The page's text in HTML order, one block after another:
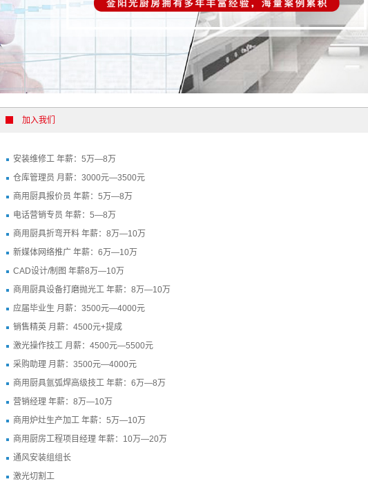
电加热设备系列
西餐厨具系列
不锈钢调理系列
清洗消毒系列
通风环保系列
单位厨房工程案例
加入我们
安装维修工 年薪：5万—8万
仓库管理员 月薪：3000元—3500元
商用厨具报价员 年薪：5万—8万
电话营销专员 年薪：5—8万
商用厨具折弯开料 年薪：8万—10万
新媒体网络推广 年薪：6万—10万
CAD设计/制图 年薪8万—10万
商用厨具设备打磨抛光工 年薪：8万—10万
应届毕业生 月薪：3500元—4000元
销售精英 月薪：4500元+提成
激光操作技工 月薪：4500元—5500元
采购助理 月薪：3500元—4000元
商用厨具氩弧焊高级技工 年薪：6万—8万
营销经理 年薪：8万—10万
商用炉灶生产加工 年薪：5万—10万
商用厨房工程项目经理 年薪：10万—20万
通风安装组组长
激光切割工